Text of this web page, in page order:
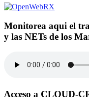
Monitorea aqui el
y las NETs de los
Acceso a CLOUD-